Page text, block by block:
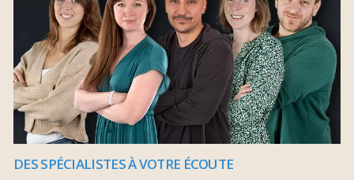
DES SPÉCIALISTES À VOTRE ÉCOUTE